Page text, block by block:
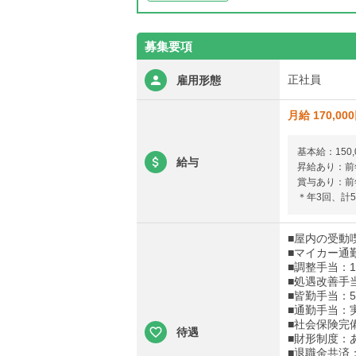
募集要項
雇用形態 正社員
給与
月給
基本給：
昇給あり：
賞与あり：
＊年3回、計
待遇
■屋内の受動
■マイカー通
■調整手当：
■処遇改善手
■皆勤手当：
■通勤手当：
■社会保険完
■財形制度：
■退職金共済